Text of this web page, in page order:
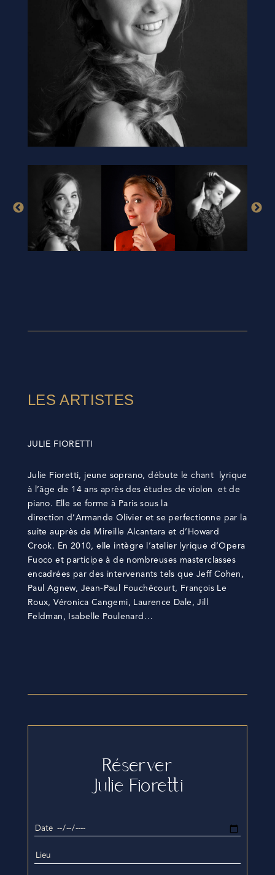
LES ARTISTES
JULIE FIORETTI
Julie Fioretti, jeune soprano, débute le chant lyrique
à l’âge de 14 ans après des études de violon et de
piano. Elle se forme à Paris sous la
direction d’Armande Olivier et se perfectionne par la
suite auprès de Mireille Alcantara et d’Howard
Crook. En 2010, elle intègre l’atelier lyrique d’Opera
Fuoco et participe à de nombreuses masterclasses
encadrées par des intervenants tels que Jeff Cohen,
Paul Agnew, Jean-Paul Fouchécourt, François Le
Roux, Véronica Cangemi, Laurence Dale, Jill
Feldman, Isabelle Poulenard…
Réserver
Julie Fioretti